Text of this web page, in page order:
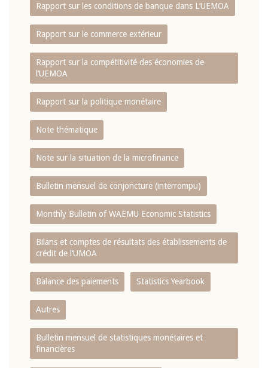
Rapport sur les conditions de banque dans L‘UEMOA
Rapport sur le commerce extérieur
Rapport sur la compétitivité des économies de
l‘UEMOA
Rapport sur la politique monétaire
Note thématique
Note sur la situation de la microfinance
Bulletin mensuel de conjoncture (interrompu)
Monthly Bulletin of WAEMU Economic Statistics
Bilans et comptes de résultats des établissements de
crédit de l‘UMOA
Balance des paiements Statistics Yearbook
Autres
Bulletin mensuel de statistiques monétaires et
financières